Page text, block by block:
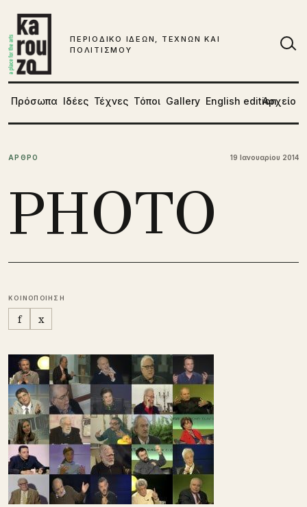
ΠΕΡΙΟΔΙΚΟ ΙΔΕΩΝ, ΤΕΧΝΩΝ ΚΑΙ
ΠΟΛΙΤΙΣΜΟΥ
Πρόσωπα Ιδέες Τέχνες Τόποι Gallery English editionΑρχείο
ΑΡΘΡΟ 19 Ιανουαρίου 2014
PHOTO
ΚΟΙΝΟΠΟΙΗΣΗ
f x